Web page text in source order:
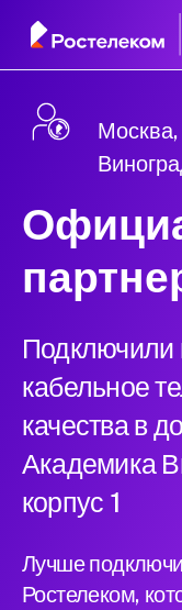
Подключили
кабельное
качества в
Академика
корпус 1
Лучше
Ростелеком,